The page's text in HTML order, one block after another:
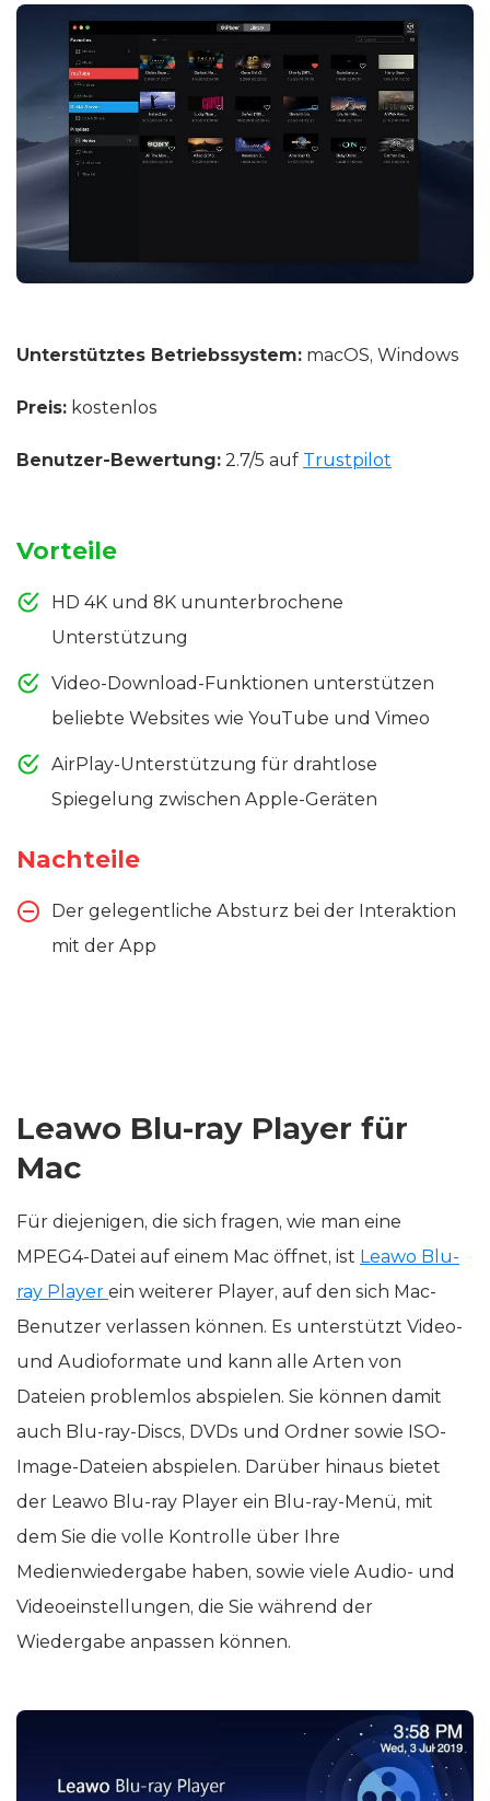
Unterstütztes Betriebssystem: macOS, Windows
Preis: kostenlos
Benutzer-Bewertung: 2.7/5 auf Trustpilot
Vorteile
HD 4K und 8K ununterbrochene
Unterstützung
Video-Download-Funktionen unterstützen
beliebte Websites wie YouTube und Vimeo
AirPlay-Unterstützung für drahtlose
Spiegelung zwischen Apple-Geräten
Nachteile
Der gelegentliche Absturz bei der Interaktion
mit der App
Leawo Blu-ray Player für
Mac
Für diejenigen, die sich fragen, wie man eine
MPEG4-Datei auf einem Mac öffnet, ist Leawo Blu-
ray Player ein weiterer Player, auf den sich Mac-
Benutzer verlassen können. Es unterstützt Video-
und Audioformate und kann alle Arten von
Dateien problemlos abspielen. Sie können damit
auch Blu-ray-Discs, DVDs und Ordner sowie ISO-
Image-Dateien abspielen. Darüber hinaus bietet
der Leawo Blu-ray Player ein Blu-ray-Menü, mit
dem Sie die volle Kontrolle über Ihre
Medienwiedergabe haben, sowie viele Audio- und
Videoeinstellungen, die Sie während der
Wiedergabe anpassen können.